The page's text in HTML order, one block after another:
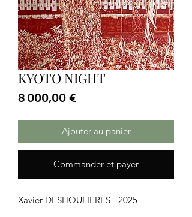
KYOTO NIGHT
8 000,00 €
Ajouter au panier
Commander et payer
Xavier DESHOULIERES - 2025